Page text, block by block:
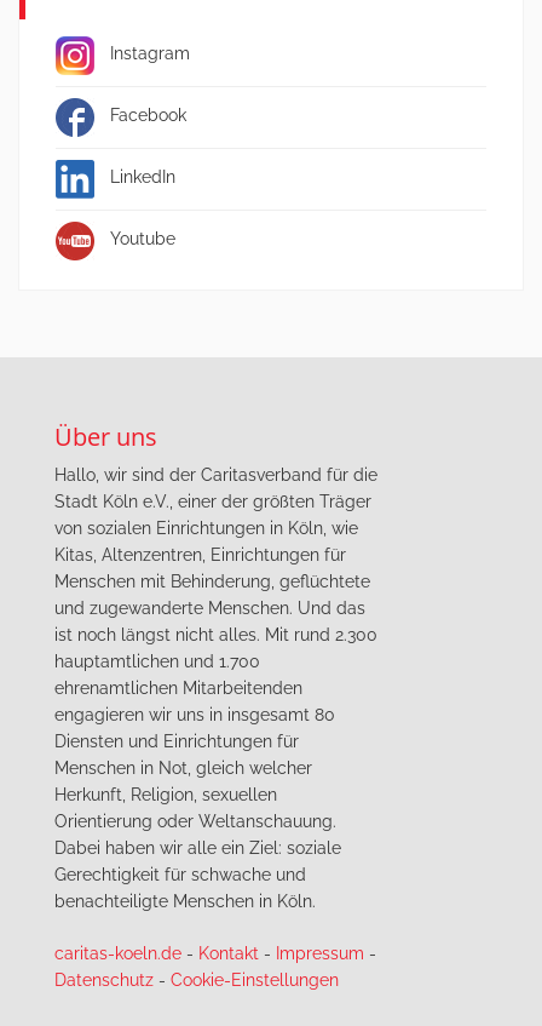
Instagram
Facebook
LinkedIn
Youtube
Über uns
Hallo, wir sind der Caritasverband für die
Stadt Köln e.V., einer der größten Träger
von sozialen Einrichtungen in Köln, wie
Kitas, Altenzentren, Einrichtungen für
Menschen mit Behinderung, geflüchtete
und zugewanderte Menschen. Und das
ist noch längst nicht alles. Mit rund 2.300
hauptamtlichen und 1.700
ehrenamtlichen Mitarbeitenden
engagieren wir uns in insgesamt 80
Diensten und Einrichtungen für
Menschen in Not, gleich welcher
Herkunft, Religion, sexuellen
Orientierung oder Weltanschauung.
Dabei haben wir alle ein Ziel: soziale
Gerechtigkeit für schwache und
benachteiligte Menschen in Köln.
caritas-koeln.de- Kontakt - Impressum -
Datenschutz- Cookie-Einstellungen